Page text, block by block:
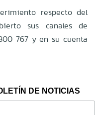
respecto del
sus canales de
767 y en su cuenta
DE NOTICIAS